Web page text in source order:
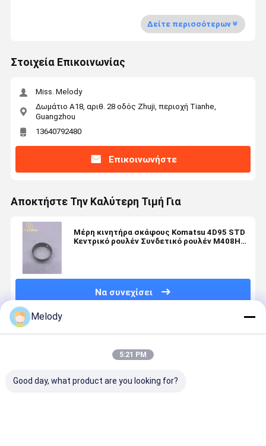
Δείτε περισσότερων
Στοιχεία Επικοινωνίας
Miss. Melody
Δωμάτιο Α18, αριθ. 28 οδός Zhuji, περιοχή Tianhe,
Guangzhou
13640792480
Επικοινωνήστε
Αποκτήστε Την Καλύτερη Τιμή Για
Μέρη κινητήρα σκάφους Komatsu 4D95 STD
Κεντρικό ρουλέν Συνδετικό ρουλέν M408H
Να συνεχίσει
Συνιστώμενα Προϊόντα
Melody
5:21 PM
Good day, what product are you looking for?